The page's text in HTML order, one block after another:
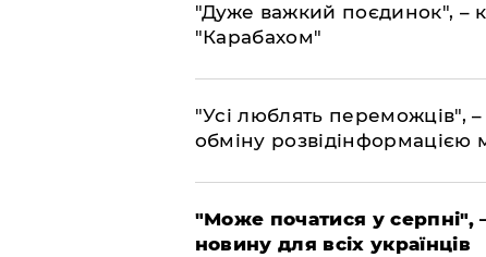
"Дуже важкий поєдинок", –
"Карабахом"
"Усі люблять переможців",
обміну
"Може початися у серпні",
новину для всіх українців